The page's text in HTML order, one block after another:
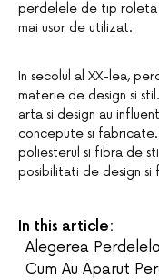
perdelele de tip roleta
mai usor de utilizat.
In secolul al XX-lea,
materie de design si
arta si design au
concepute si
poliesterul si fibra de
posibilitati de design si
In this article:
Alegerea
Cum Au Aparut